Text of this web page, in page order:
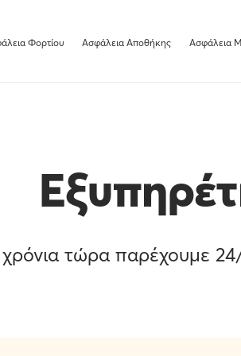
Φορτίου Ασφάλεια Αποθήκης Ασφάλεια
χρόνια τώρα παρέχουμε